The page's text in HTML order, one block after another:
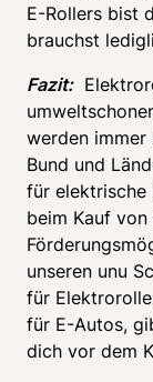
E-Rollers bist
brauchst
Fazit:
werden
Bund und
für elektrische
beim Kauf
unseren unu
für
für E-Autos,
dich vor dem